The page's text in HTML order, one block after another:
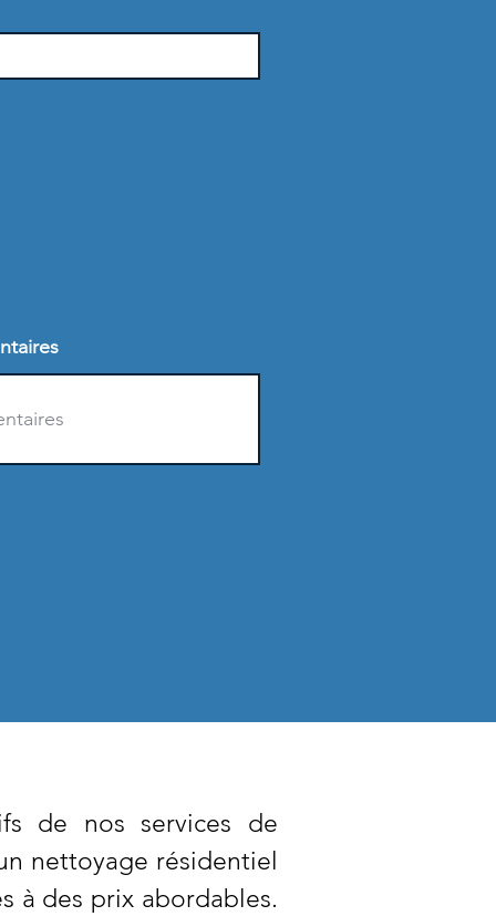
de nos services de
nettoyage résidentiel
à des prix abordables.